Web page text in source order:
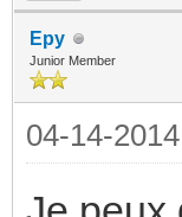
Epy
Junior Member
04-14-